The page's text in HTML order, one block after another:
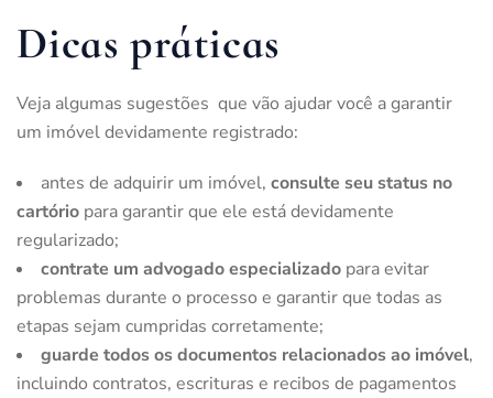
Dicas práticas
Veja algumas sugestões que vão ajudar você a garantir
um imóvel devidamente registrado:
antes de adquirir um imóvel, consulte seu status no
cartório para garantir que ele está devidamente
regularizado;
contrate um advogado especializado para evitar
problemas durante o processo e garantir que todas as
etapas sejam cumpridas corretamente;
guarde todos os documentos relacionados ao imóvel,
incluindo contratos, escrituras e recibos de pagamentos